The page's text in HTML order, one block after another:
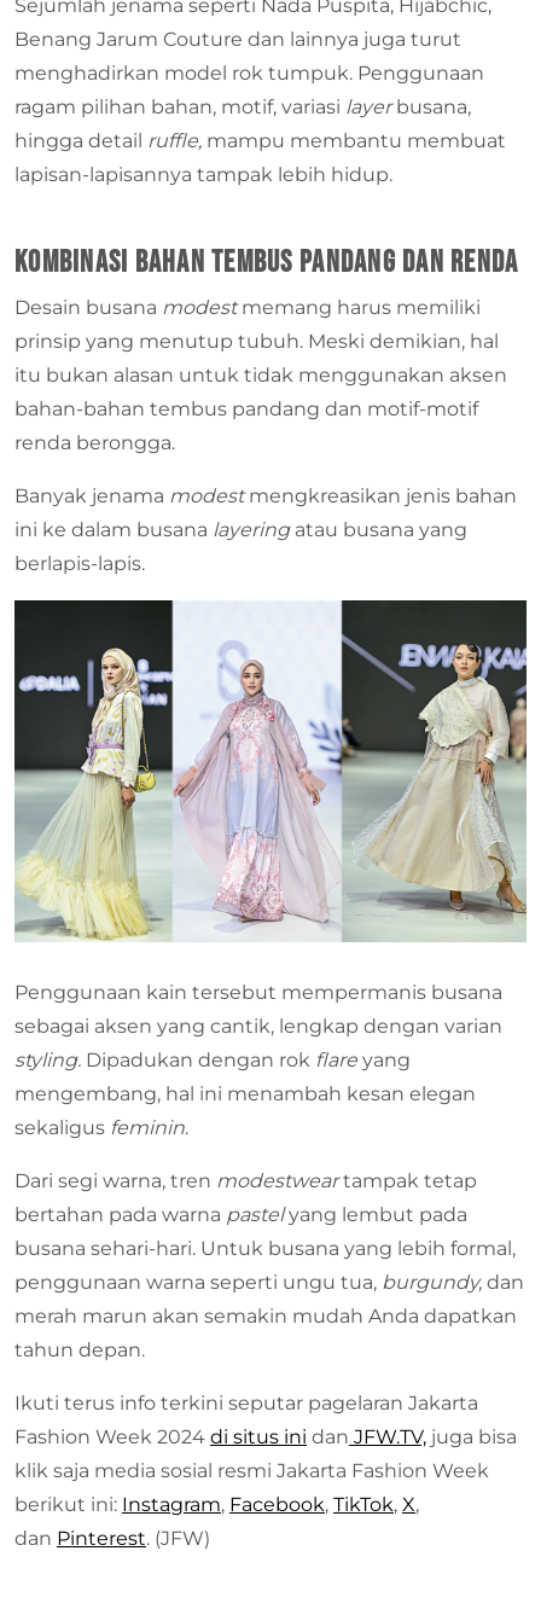
Sejumlah jenama seperti Nada Puspita, Hijabchic,
Benang Jarum Couture dan lainnya juga turut
menghadirkan model rok tumpuk. Penggunaan
ragam pilihan bahan, motif, variasi layerbusana,
hingga detail ruffle, mampu membantu membuat
lapisan-lapisannya tampak lebih hidup.
Kombinasi Bahan Tembus Pandang dan Renda
Desain busana modestmemang harus memiliki
prinsip yang menutup tubuh. Meski demikian, hal
itu bukan alasan untuk tidak menggunakan aksen
bahan-bahan tembus pandang dan motif-motif
renda berongga.
Banyak jenama modestmengkreasikan jenis bahan
ini ke dalam busana layering atau busana yang
berlapis-lapis.
Penggunaan kain tersebut mempermanis busana
sebagai aksen yang cantik, lengkap dengan varian
styling. Dipadukan dengan rok flare yang
mengembang, hal ini menambah kesan elegan
sekaligus feminin.
Dari segi warna, tren modestweartampak tetap
bertahan pada warna pastelyang lembut pada
busana sehari-hari. Untuk busana yang lebih formal,
penggunaan warna seperti ungu tua, burgundy, dan
merah marun akan semakin mudah Anda dapatkan
tahun depan.
Ikuti terus info terkini seputar pagelaran Jakarta
Fashion Week 2024 di situs ini dan JFW.TV, juga bisa
klik saja media sosial resmi Jakarta Fashion Week
berikut ini: Instagram, Facebook, TikTok, X,
dan Pinterest. (JFW)